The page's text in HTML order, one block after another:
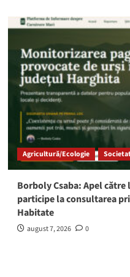
Agricultură/Ecologie
Borboly Csaba: Apel
participe la consultarea
Habitate
august 7, 2026 0